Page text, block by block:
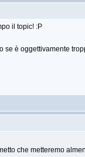
il topic! :P
se è oggettivamente
che metteremo